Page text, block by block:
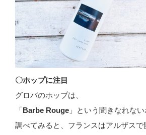
〇ホップに注目
グロバのホップは、
「Barbe Rouge 」という聞きなれな
調べてみると、フランスはアルザスで